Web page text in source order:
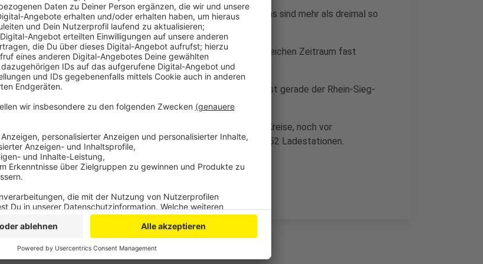
Demnach sind im Rhein-Sieg-Kreis fast 940 E-Autos gemeldet, das sind mehr als dreimal so
viele wie noch 2018.
Auch in Bonn hat sich die Zahl der gemeldeten Elektroautos im gleichen Zeitraum fast
verdreifacht, aktuell sind es 490.
Auch die Zahl der Ladestationen in der Region steigt weiter, hier ist gerade der Rhein-Sieg-
Kreis deutschlandweit ganz vorne mit dabei.
Mit 133 Säulen liegt er auf Platz 10 aller deutschen Städte und Kreise, noch vor
beispielsweise Köln und Düsseldorf. In Bonn sind es dagegen nur 52 Ladestationen.
Anzeige